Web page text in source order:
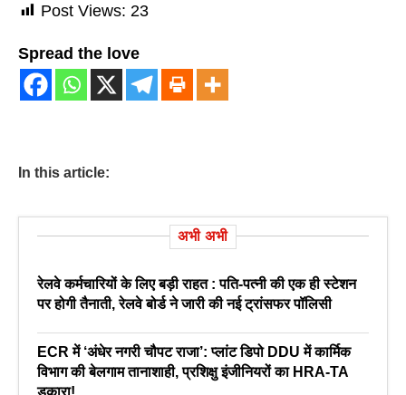
Post Views: 23
Spread the love
In this article:
अभी अभी
रेलवे कर्मचारियों के लिए बड़ी राहत : पति-पत्नी की एक ही स्टेशन
पर होगी तैनाती, रेलवे बोर्ड ने जारी की नई ट्रांसफर पॉलिसी
ECR में ‘अंधेर नगरी चौपट राजा’: प्लांट डिपो DDU में कार्मिक
विभाग की बेलगाम तानाशाही, प्रशिक्षु इंजीनियरों का HRA-TA
डकारा!